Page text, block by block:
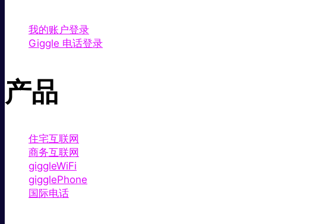
我的账户登录
Giggle 电话登录
产品
住宅互联网
商务互联网
giggleWiFi
gigglePhone
国际电话